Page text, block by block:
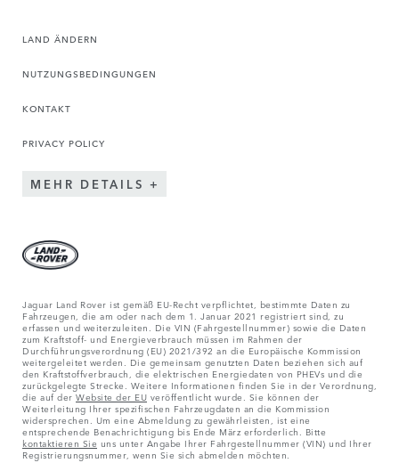
LAND ÄNDERN
NUTZUNGSBEDINGUNGEN
KONTAKT
PRIVACY POLICY
MEHR DETAILS
Jaguar Land Rover ist gemäß EU-Recht verpflichtet, bestimmte Daten zu
Fahrzeugen, die am oder nach dem 1. Januar 2021 registriert sind, zu
erfassen und weiterzuleiten. Die VIN (Fahrgestellnummer) sowie die Daten
zum Kraftstoff- und Energieverbrauch müssen im Rahmen der
Durchführungsverordnung (EU) 2021/392 an die Europäische Kommission
weitergeleitet werden. Die gemeinsam genutzten Daten beziehen sich auf
den Kraftstoffverbrauch, die elektrischen Energiedaten von PHEVs und die
zurückgelegte Strecke. Weitere Informationen finden Sie in der Verordnung,
die auf derWebsite der EU veröffentlicht wurde. Sie können der
Weiterleitung Ihrer spezifischen Fahrzeugdaten an die Kommission
widersprechen. Um eine Abmeldung zu gewährleisten, ist eine
entsprechende Benachrichtigung bis Ende März erforderlich. Bitte
kontaktieren Sie uns unter Angabe Ihrer Fahrgestellnummer (VIN) und Ihrer
Registrierungsnummer, wenn Sie sich abmelden möchten.